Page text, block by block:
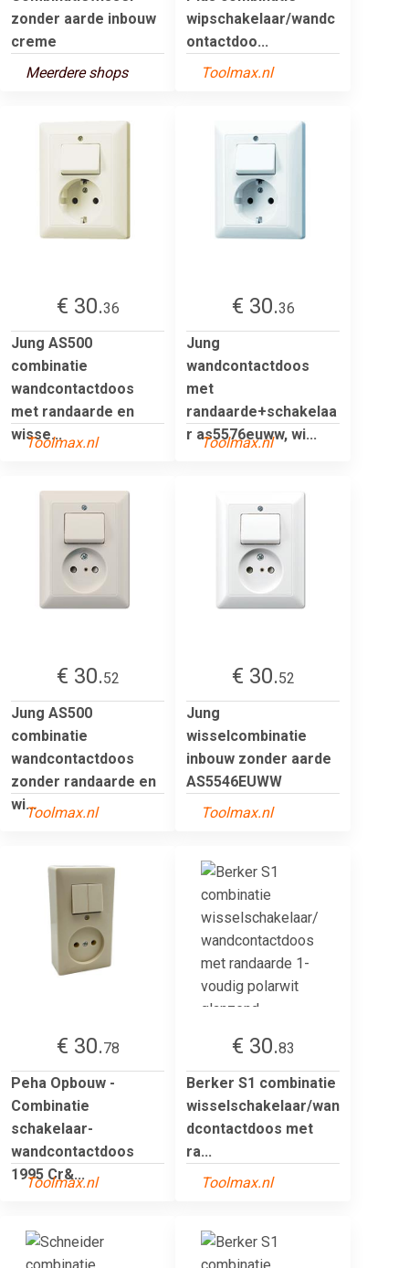
zonder aarde inbouw
creme
Meerdere shops
wipschakelaar/wandc
ontactdoo...
Toolmax.nl
€ 30.36
Jung AS500
combinatie
wandcontactdoos
met randaarde en
wisse...
Toolmax.nl
€ 30.36
Jung
wandcontactdoos
met
randaarde+schakelaa
r as5576euww, wi...
Toolmax.nl
€ 30.52
Jung AS500
combinatie
wandcontactdoos
zonder randaarde en
wi...Toolmax.nl
€ 30.52
Jung
wisselcombinatie
inbouw zonder aarde
AS5546EUWW
Toolmax.nl
€ 30.78
Peha Opbouw -
Combinatie
schakelaar-
wandcontactdoos
1995 Cr&...
Toolmax.nl
€ 30.83
Berker S1 combinatie
wisselschakelaar/wan
dcontactdoos met
ra...
Toolmax.nl